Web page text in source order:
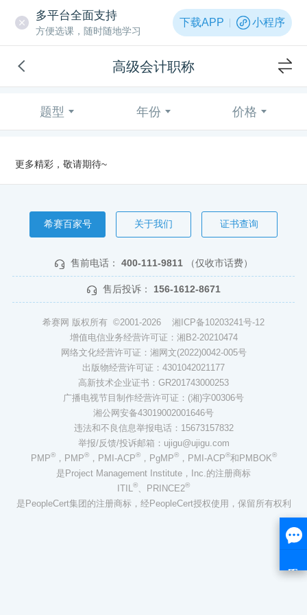
多平台全面支持
方便选课，随时随地学习
下载APP 小程序
高级会计职称
题型 年份 价格
更多精彩，敬请期待~
希赛百家号 关于我们 证书查询
售前电话： 400-111-9811 （仅收市话费）
售后投诉： 156-1612-8671
希赛网 版权所有 ©2001-2026 湘ICP备10203241号-12
增值电信业务经营许可证：湘B2-20210474
网络文化经营许可证：湘网文(2022)0042-005号
出版物经营许可证：4301042021177
高新技术企业证书：GR201743000253
广播电视节目制作经营许可证：(湘)字00306号
湘公网安备43019002001646号
违法和不良信息举报电话：15673157832
举报/反馈/投诉邮箱：ujigu@ujigu.com
PMP®，PMP®，PMI-ACP®，PgMP®，PMI-ACP®和PMBOK®
是Project Management Institute，Inc.的注册商标
ITIL®、PRINCE2®
是PeopleCert集团的注册商标，经PeopleCert授权使用，保留所有权利